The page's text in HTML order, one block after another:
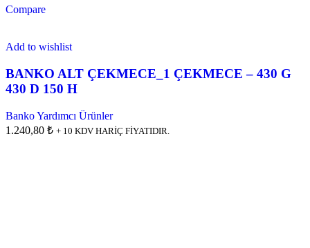
Compare
Add to wishlist
BANKO ALT ÇEKMECE_1 ÇEKMECE – 430 G
430 D 150 H
Banko Yardımcı Ürünler
1.240,80 ₺ + 10 KDV HARİÇ FİYATIDIR.